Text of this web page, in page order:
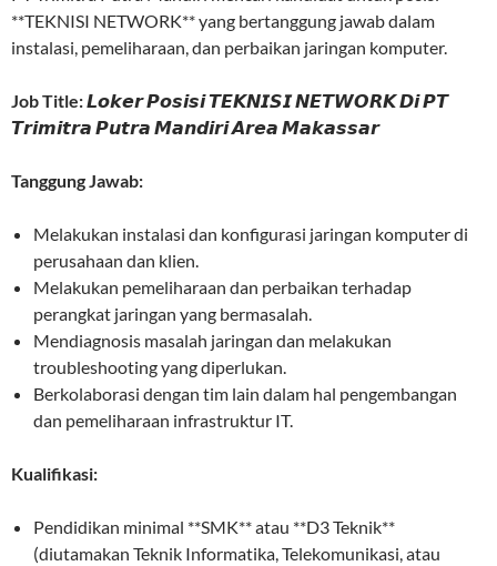
**TEKNISI NETWORK** yang bertanggung jawab dalam
instalasi, pemeliharaan, dan perbaikan jaringan komputer.
Job Title:𝙇𝙤𝙠𝙚𝙧 𝙋𝙤𝙨𝙞𝙨𝙞 𝙏𝙀𝙆𝙉𝙄𝙎𝙄 𝙉𝙀𝙏𝙒𝙊𝙍𝙆 𝘿𝙞 𝙋𝙏
𝙏𝙧𝙞𝙢𝙞𝙩𝙧𝙖 𝙋𝙪𝙩𝙧𝙖 𝙈𝙖𝙣𝙙𝙞𝙧𝙞 𝘼𝙧𝙚𝙖 𝙈𝙖𝙠𝙖𝙨𝙨𝙖𝙧
Tanggung Jawab:
Melakukan instalasi dan konfigurasi jaringan komputer di
perusahaan dan klien.
Melakukan pemeliharaan dan perbaikan terhadap
perangkat jaringan yang bermasalah.
Mendiagnosis masalah jaringan dan melakukan
troubleshooting yang diperlukan.
Berkolaborasi dengan tim lain dalam hal pengembangan
dan pemeliharaan infrastruktur IT.
Kualifikasi:
Pendidikan minimal **SMK** atau **D3 Teknik**
(diutamakan Teknik Informatika, Telekomunikasi, atau